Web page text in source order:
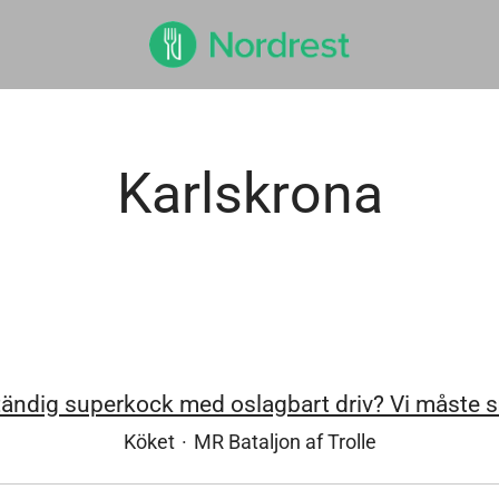
Karlskrona
superkock med oslagbart driv? Vi måste
Köket · MR Bataljon af Trolle